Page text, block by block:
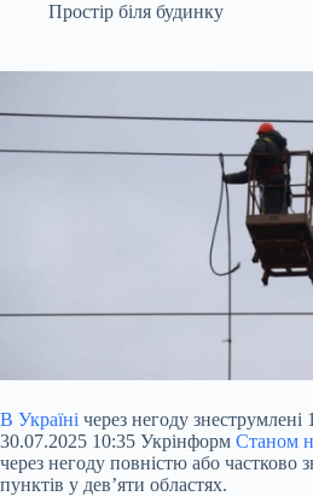
Простір біля будинку
В Україні через негоду знеструмлені
30.07.2025 10:35 Укрінформ Станом
через негоду повністю або частково
пунктів у дев’яти областях.